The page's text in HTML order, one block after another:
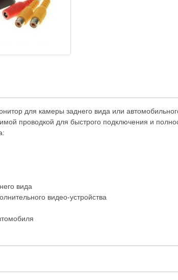
для камеры заднего вида или
проводкой для быстрого подключения и
вида
видео-устройства